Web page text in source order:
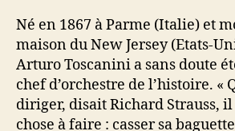
Né en 1867 à Parme (Italie) et
maison du New Jersey (Etats-
Arturo Toscanini a sans doute
chef d’orchestre de l’histoire. «
diriger, disait Richard Strauss, il
chose à faire : casser sa